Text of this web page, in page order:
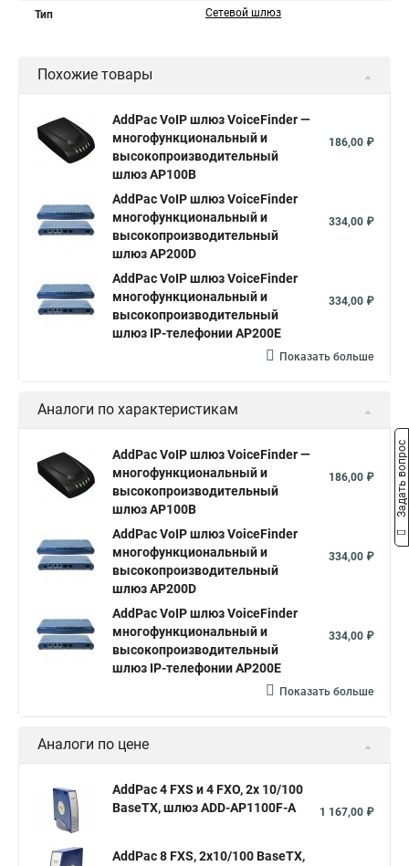
Тип Сетевой шлюз
Похожие товары
AddPac VoIP шлюз VoiceFinder —
многофункциональный и
высокопроизводительный
шлюз AP100B
186,00 ₽
AddPac VoIP шлюз VoiceFinder
многофункциональный и
высокопроизводительный
шлюз AP200D
334,00 ₽
AddPac VoIP шлюз VoiceFinder
многофункциональный и
высокопроизводительный
шлюз IP-телефонии AP200E
334,00 ₽
Показать больше
Аналоги по характеристикам
AddPac VoIP шлюз VoiceFinder —
многофункциональный и
высокопроизводительный
шлюз AP100B
186,00 ₽
AddPac VoIP шлюз VoiceFinder
многофункциональный и
высокопроизводительный
шлюз AP200D
334,00 ₽
AddPac VoIP шлюз VoiceFinder
многофункциональный и
высокопроизводительный
шлюз IP-телефонии AP200E
334,00 ₽
Показать больше
Аналоги по цене
AddPac 4 FXS и 4 FXO, 2x 10/100
BaseTX, шлюз ADD-AP1100F-A
1 167,00 ₽
AddPac 8 FXS, 2x10/100 BaseTX,
Задать вопрос